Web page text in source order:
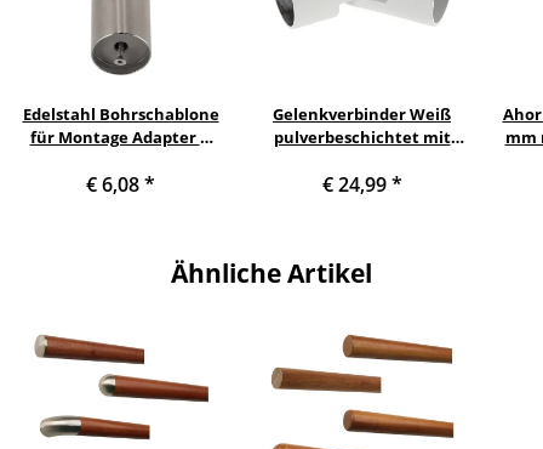
Edelstahl Bohrschablone
für Montage Adapter &
Holzhandlauf Ø 42 mm
€ 6,08*
Gelenkverbinder Weiß
pulverbeschichtet mit
Ø 42 mm
€ 24,99*
mm
Ähnliche Artikel